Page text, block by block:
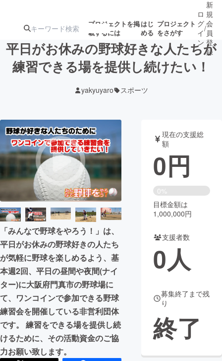
プロジェクトを掲
載するには
はじ
める
プロジェクト
をさがす
ジェクト
ロジェクト
アート・写真 音楽
テクノロジー・ガジェット ゲーム・サ
映像・映画 書籍・雑誌
ビジネス・起業 チャレンジ
まちづくり・地域活性化
CAMPFIRE for Social Good
CAMPFIRE Creation
CAMPFIREふるさと納税
ロ
グ
イ
ン
/
新
規
会
員
登
録
平日がお休みの野球好きな人たちが
練習できる場を提供し続けたい！
yakyuyaro スポーツ
「みんなで野球をやろう！」は、
平日がお休みの野球好きの人たち
が気軽に野球を楽しめるよう、基
本週2回、平日の昼間や夜間(ナイ
ター)に大阪府門真市の野球場に
て、ワンコインで参加できる野球
練習会を開催している非営利団体
です。 練習をできる場を提供し続
けるために、その活動資金のご協
力お願い致します。
現在の支援総
額
0円
0%
目標金額は
1,000,000円
支援者数
0人
募集終了まで残
り
終了